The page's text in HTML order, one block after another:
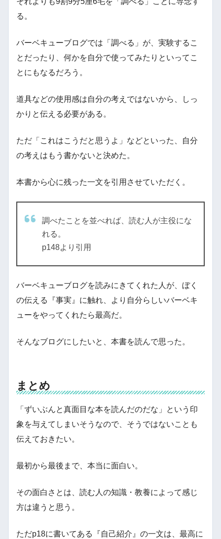
る。
バーベキューブログでは「調べる」が、実験するこ
とだったり、何かを自分で使ってみたりといってこ
とにもなるだろう。
道具などの使用感は自分の考えではないから、しっ
かりと伝える必要がある。
ただ「これはこうだと思うよ」などといった、自分
の考えはもう書かないと決めた。
本書から心に残った一文を引用させていただく。
調べたことを並べれば、読む人が主役にな
れる。
p148より引用
バーベキューブログを読みにきてくれた人が、ぼく
の伝える『事実』に触れ、より自分らしいバーベキ
ューをやってくれたら最高だ。
そんなブログにしたいと、本書を読んで思った。
まとめ
「ずいぶんと真面目な本を読んだのだな」という印
象を与えてしまいそうなので、そうではないことも
伝えておきたい。
最初から最後まで、本当に面白い。
その面白さとは、読む人の知識・教養によって感じ
方は違うと思う。
ただp18に書いてある『自己紹介』の一文は、最高に